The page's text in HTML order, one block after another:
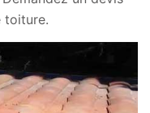
toiture.